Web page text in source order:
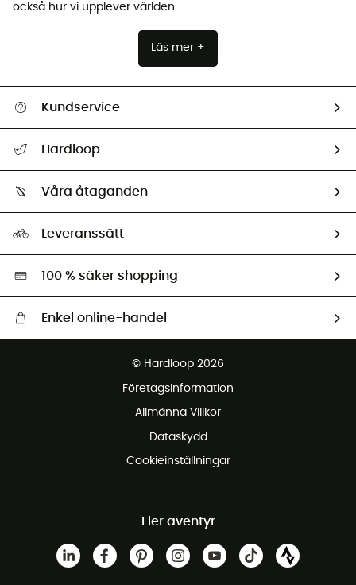
också hur vi upplever världen.
Läs mer +
Kundservice
Retur & återbetalning
Hardloop
Ambassadörer
Våra åtaganden
Miljöanpassat urval
Leveranssätt
100 % säker shopping
Enkel online-handel
Gratis retur inom 100 dagar
© Hardloop 2026
Företagsinformation
Allmänna Villkor
Dataskydd
Cookieinställningar
Fler äventyr